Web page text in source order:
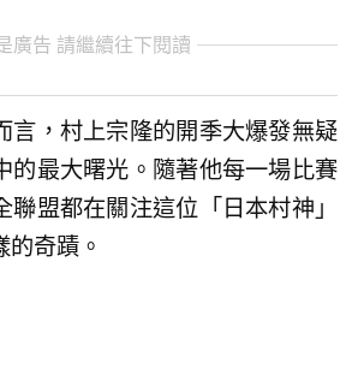
廣告 請繼續往下閱讀
言，村上宗隆的開季大爆發無疑
的最大曙光。隨著他每一場比賽
聯盟都在關注這位「日本村神」
奇蹟。